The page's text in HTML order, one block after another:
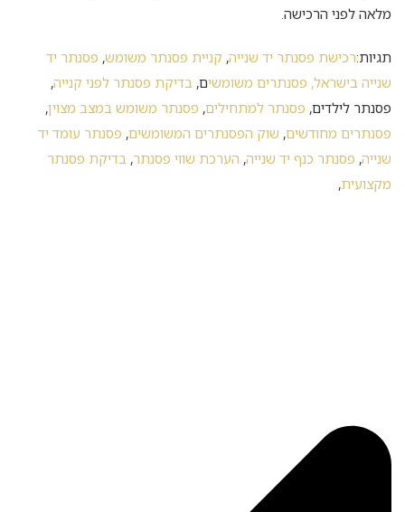
מלאה לפני הרכישה.
תגיות:רכישת פסנתר יד שנייה, קניית פסנתר משומש, פסנתר יד
שנייה בישראל, פסנתרים משומשים, בדיקת פסנתר לפני קנייה,
פסנתר לילדים, פסנתר למתחילים, פסנתר משומש במצב מצוין,
פסנתרים מחודשים, שוק הפסנתרים המשומשים, פסנתר עומד יד
שנייה, פסנתר כנף יד שנייה, הערכת שווי פסנתר, בדיקת פסנתר
מקצועית,